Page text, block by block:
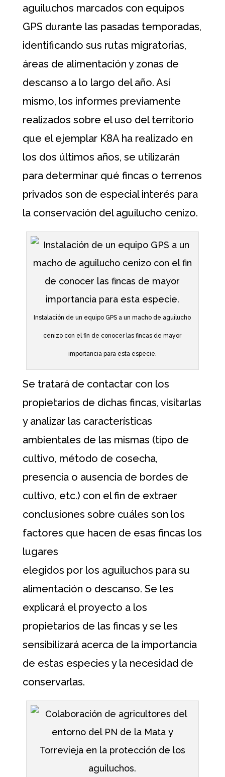
aguiluchos marcados con equipos
GPS durante las pasadas temporadas,
identificando sus rutas migratorias,
áreas de alimentación y zonas de
descanso a lo largo del año. Así
mismo, los informes previamente
realizados sobre el uso del territorio
que el ejemplar K8A ha realizado en
los dos últimos años, se utilizarán
para determinar qué fincas o terrenos
privados son de especial interés para
la conservación del aguilucho cenizo.
Instalación de un equipo GPS a un macho de aguilucho
cenizo con el fin de conocer las fincas de mayor
importancia para esta especie.
Se tratará de contactar con los
propietarios de dichas fincas, visitarlas
y analizar las características
ambientales de las mismas (tipo de
cultivo, método de cosecha,
presencia o ausencia de bordes de
cultivo, etc.) con el fin de extraer
conclusiones sobre cuáles son los
factores que hacen de esas fincas los
lugares
elegidos por los aguiluchos para su
alimentación o descanso. Se les
explicará el proyecto a los
propietarios de las fincas y se les
sensibilizará acerca de la importancia
de estas especies y la necesidad de
conservarlas.